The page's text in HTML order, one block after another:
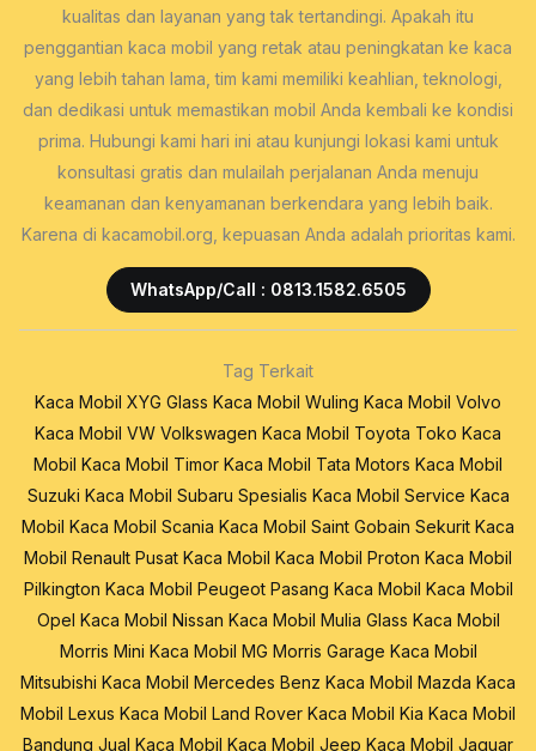
kualitas dan layanan yang tak tertandingi. Apakah itu
penggantian kaca mobil yang retak atau peningkatan ke kaca
yang lebih tahan lama, tim kami memiliki keahlian, teknologi,
dan dedikasi untuk memastikan mobil Anda kembali ke kondisi
prima. Hubungi kami hari ini atau kunjungi lokasi kami untuk
konsultasi gratis dan mulailah perjalanan Anda menuju
keamanan dan kenyamanan berkendara yang lebih baik.
Karena di kacamobil.org, kepuasan Anda adalah prioritas kami.
WhatsApp/Call : 0813.1582.6505
Tag Terkait
Kaca Mobil XYG Glass Kaca Mobil Wuling Kaca Mobil Volvo
Kaca Mobil VW Volkswagen Kaca Mobil Toyota Toko Kaca
Mobil Kaca Mobil Timor Kaca Mobil Tata Motors Kaca Mobil
Suzuki Kaca Mobil Subaru Spesialis Kaca Mobil Service Kaca
Mobil Kaca Mobil Scania Kaca Mobil Saint Gobain Sekurit Kaca
Mobil Renault Pusat Kaca Mobil Kaca Mobil Proton Kaca Mobil
Pilkington Kaca Mobil Peugeot Pasang Kaca Mobil Kaca Mobil
Opel Kaca Mobil Nissan Kaca Mobil Mulia Glass Kaca Mobil
Morris Mini Kaca Mobil MG Morris Garage Kaca Mobil
Mitsubishi Kaca Mobil Mercedes Benz Kaca Mobil Mazda Kaca
Mobil Lexus Kaca Mobil Land Rover Kaca Mobil Kia Kaca Mobil
Bandung Jual Kaca Mobil Kaca Mobil Jeep Kaca Mobil Jaguar